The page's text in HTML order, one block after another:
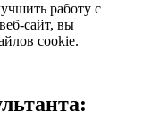
работу с
сайт, вы
cookie.